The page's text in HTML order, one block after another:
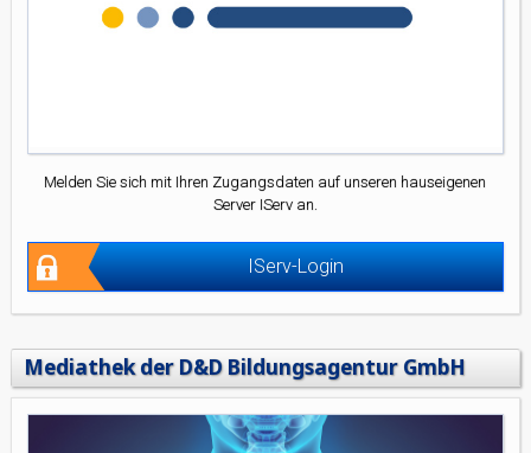
Melden Sie sich mit Ihren Zugangsdaten auf unseren hauseigenen
Server IServ an.
IServ-Login
Mediathek der D&D Bildungsagentur GmbH